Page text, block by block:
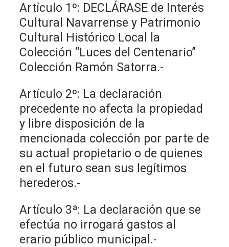
Artículo 1º: DECLÁRASE de Interés
Cultural Navarrense y Patrimonio
Cultural Histórico Local la
Colección “Luces del Centenario”
Colección Ramón Satorra.-
Artículo 2º: La declaración
precedente no afecta la propiedad
y libre disposición de la
mencionada colección por parte de
su actual propietario o de quienes
en el futuro sean sus legítimos
herederos.-
Artículo 3ª: La declaración que se
efectúa no irrogará gastos al
erario público municipal.-